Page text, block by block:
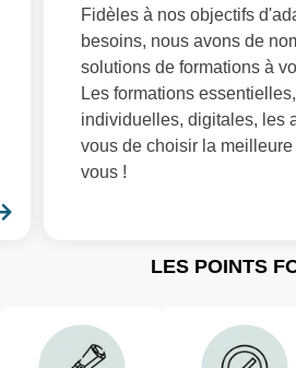
Fidèles à nos objectifs
besoins, nous avons de
solutions de formations à
Les formations
individuelles, digitales, les
vous de choisir la
vous !
LES POINTS